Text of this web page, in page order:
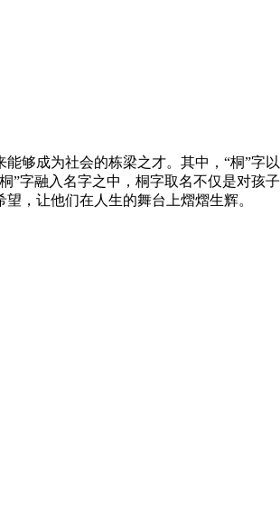
够成为社会的栋梁之才。其中，“桐”
”字融入名字之中，桐字取名不仅是对
，让他们在人生的舞台上熠熠生辉。